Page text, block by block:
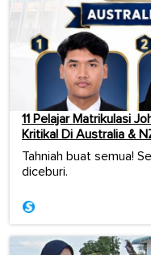
11 Pelajar Matrikulasi
Kritikal Di Australia &
Tahniah buat semua!
diceburi.